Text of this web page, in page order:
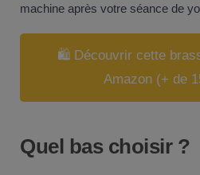
machine après votre séance de
🛍️ Découvrir cette
Amazon (+ de
Quel bas choisir ?